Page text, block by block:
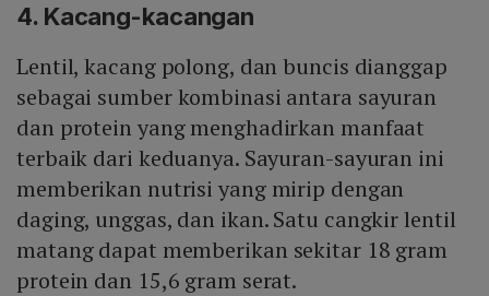
4. Kacang-kacangan
Lentil, kacang polong, dan buncis dianggap
sebagai sumber kombinasi antara sayuran
dan protein yang menghadirkan manfaat
terbaik dari keduanya. Sayuran-sayuran ini
memberikan nutrisi yang mirip dengan
daging, unggas, dan ikan. Satu cangkir lentil
matang dapat memberikan sekitar 18 gram
protein dan 15,6 gram serat.